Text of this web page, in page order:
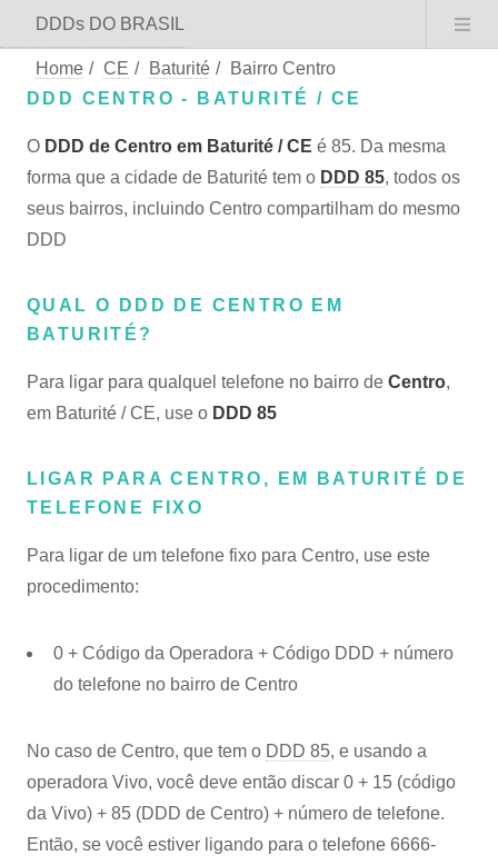
DDDs DO BRASIL
Home / CE / Baturité /
Bairro Centro
DDD CENTRO - BATURITÉ / CE
O DDD de Centro em Baturité / CE é 85. Da mesma
forma que a cidade de Baturité tem o DDD 85, todos os
seus bairros, incluindo Centro compartilham do mesmo
DDD
QUAL O DDD DE CENTRO EM
BATURITÉ?
Para ligar para qualquel telefone no bairro de Centro,
em Baturité / CE, use o DDD 85
LIGAR PARA CENTRO, EM BATURITÉ DE
TELEFONE FIXO
Para ligar de um telefone fixo para Centro, use este
procedimento:
0 + Código da Operadora + Código DDD + número
do telefone no bairro de Centro
No caso de Centro, que tem o DDD 85, e usando a
operadora Vivo, você deve então discar 0 + 15 (código
da Vivo) + 85 (DDD de Centro) + número de telefone.
Então, se você estiver ligando para o telefone 6666-